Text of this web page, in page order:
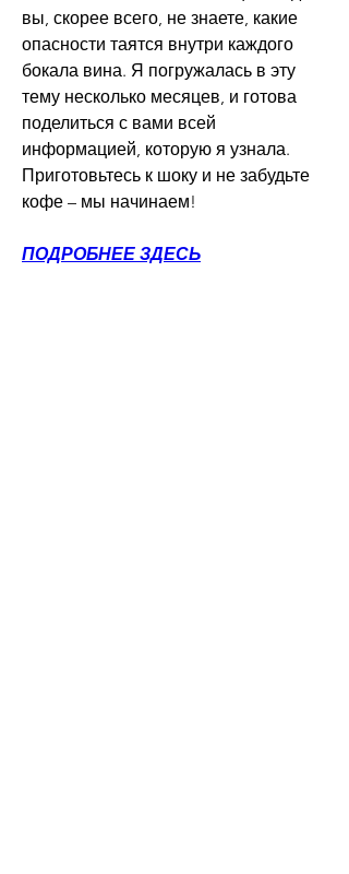
вы, скорее всего, не знаете, какие
опасности таятся внутри каждого
бокала вина. Я погружалась в эту
тему несколько месяцев, и готова
поделиться с вами всей
информацией, которую я узнала.
Приготовьтесь к шоку и не забудьте
кофе – мы начинаем!
ПОДРОБНЕЕ ЗДЕСЬ